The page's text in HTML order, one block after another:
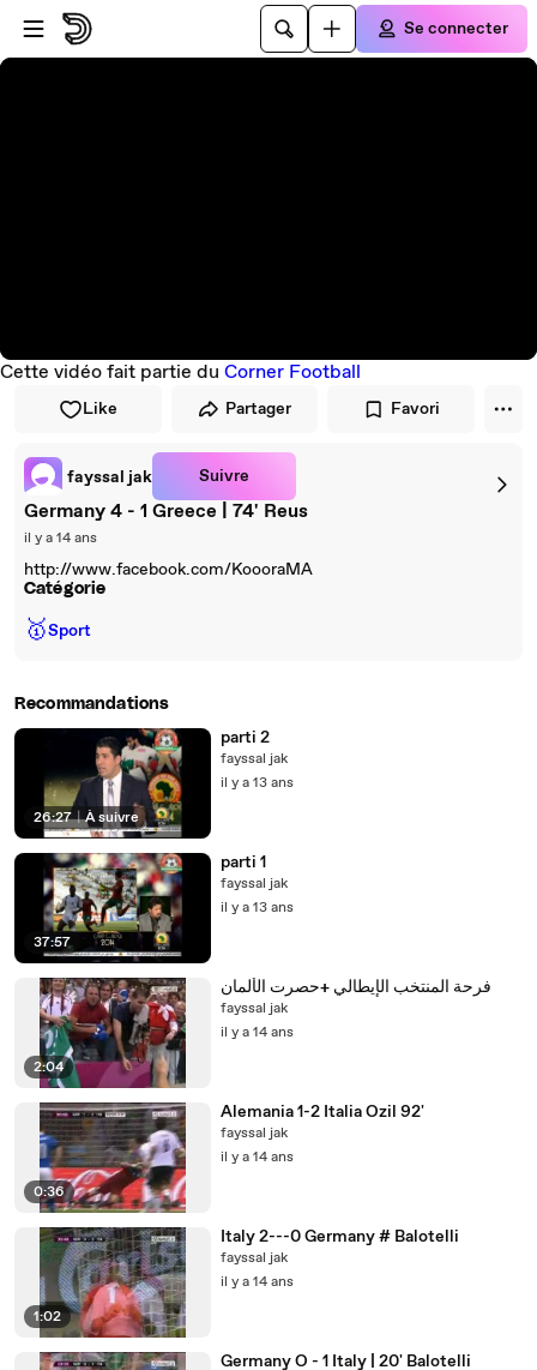
Passer au player
Passer au contenu principal
Se connecter
Cette vidéo fait partie du Corner Football
Like Partager Favori
fayssal jak Suivre
Germany 4 - 1 Greece | 74' Reus
il y a 14 ans
http://www.facebook.com/KoooraMA
Catégorie
🥇Sport
Recommandations
26:27 | À suivre
parti 2
fayssal jak
il y a 13 ans
37:57
parti 1
fayssal jak
il y a 13 ans
2:04
فرحة المنتخب الإيطالي +حصرت الألمان
fayssal jak
il y a 14 ans
0:36
Alemania 1-2 Italia Ozil 92'
fayssal jak
il y a 14 ans
1:02
Italy 2---0 Germany # Balotelli
fayssal jak
il y a 14 ans
Germany O - 1 Italy | 20' Balotelli